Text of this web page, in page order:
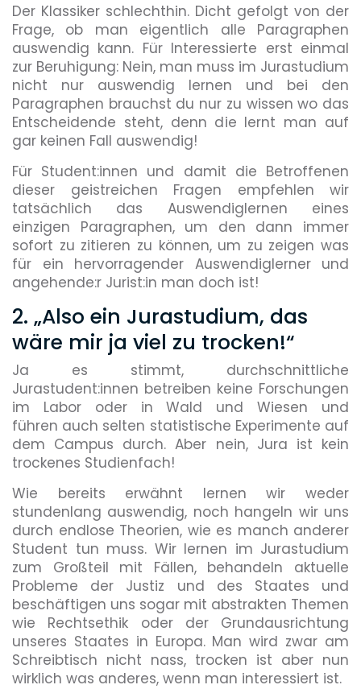
Der Klassiker schlechthin. Dicht gefolgt von der
Frage, ob man eigentlich alle Paragraphen
auswendig kann. Für Interessierte erst einmal
zur Beruhigung: Nein, man muss im Jurastudium
nicht nur auswendig lernen und bei den
Paragraphen brauchst du nur zu wissen wo das
Entscheidende steht, denn die lernt man auf
gar keinen Fall auswendig!
Für Student:innen und damit die Betroffenen
dieser geistreichen Fragen empfehlen wir
tatsächlich das Auswendiglernen eines
einzigen Paragraphen, um den dann immer
sofort zu zitieren zu können, um zu zeigen was
für ein hervorragender Auswendiglerner und
angehende:r Jurist:in man doch ist!
2. „Also ein Jurastudium, das
wäre mir ja viel zu trocken!“
Ja es stimmt, durchschnittliche
Jurastudent:innen betreiben keine Forschungen
im Labor oder in Wald und Wiesen und
führen auch selten statistische Experimente auf
dem Campus durch. Aber nein, Jura ist kein
trockenes Studienfach!
Wie bereits erwähnt lernen wir weder
stundenlang auswendig, noch hangeln wir uns
durch endlose Theorien, wie es manch anderer
Student tun muss. Wir lernen im Jurastudium
zum Großteil mit Fällen, behandeln aktuelle
Probleme der Justiz und des Staates und
beschäftigen uns sogar mit abstrakten Themen
wie Rechtsethik oder der Grundausrichtung
unseres Staates in Europa. Man wird zwar am
Schreibtisch nicht nass, trocken ist aber nun
wirklich was anderes, wenn man interessiert ist.